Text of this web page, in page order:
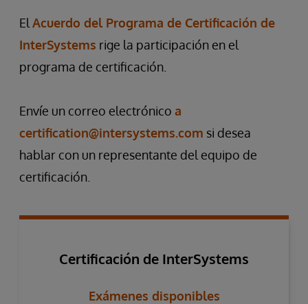
El Acuerdo del Programa de Certificación de
InterSystems rige la participación en el
programa de certificación.
Envíe un correo electrónico a
certification@intersystems.com si desea
hablar con un representante del equipo de
certificación.
Certificación de InterSystems
Exámenes disponibles